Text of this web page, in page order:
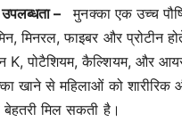
उपलब्धता –
मुनक्का एक उच्च
मिनरल, फाइबर और प्रोटीन
K, पोटैशियम, कैल्शियम, और
खाने से महिलाओं को शारीरिक
बेहतरी मिल सकती है।